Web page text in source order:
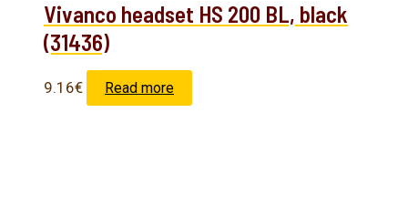
Vivanco headset HS 200 BL, black
(31436)
9.16€ Read more